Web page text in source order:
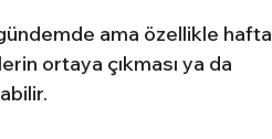
ama özellikle hafta
ortaya çıkması ya da